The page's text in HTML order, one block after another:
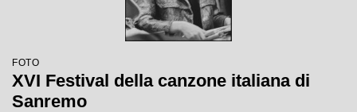
FOTO
XVI Festival della canzone italiana di
Sanremo